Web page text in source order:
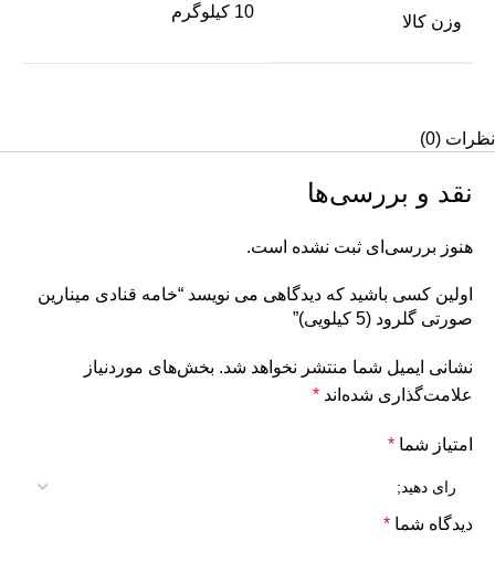
وزن کالا
10 کیلوگرم
نظرات (0)
نقد و بررسی‌ها
هنوز بررسی‌ای ثبت نشده است.
اولین کسی باشید که دیدگاهی می نویسد “خامه قنادی مینارین
صورتی گلرود (5 کیلویی)”
نشانی ایمیل شما منتشر نخواهد شد. بخش‌های موردنیاز
علامت‌گذاری شده‌اند *
امتیاز شما *
دیدگاه شما *